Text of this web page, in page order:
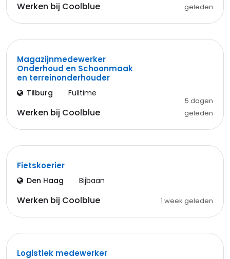
Werken bij Coolblue
geleden
Magazijnmedewerker
Onderhoud en Schoonmaak
en terreinonderhouder
Tilburg Fulltime
Werken bij Coolblue
5 dagen
geleden
Fietskoerier
Den Haag Bijbaan
Werken bij Coolblue 1 week geleden
Logistiek medewerker